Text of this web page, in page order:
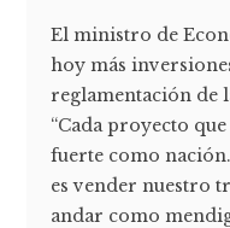
El ministro de
hoy más
reglamentación de
“Cada proyecto
fuerte como
es vender nuestro
andar como